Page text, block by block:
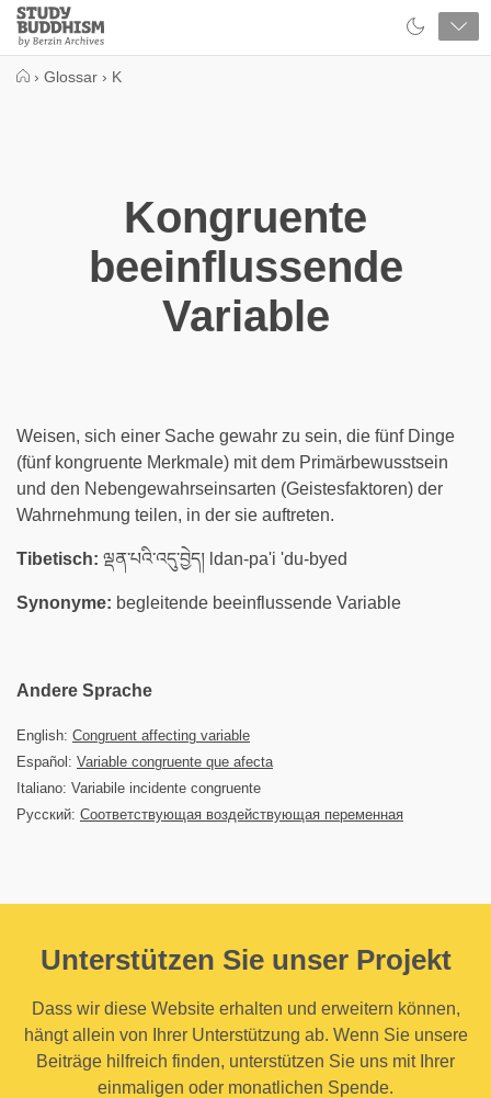
Close
Study
Buddhism
› Glossar › K
Kongruente
beeinflussende
Variable
Weisen, sich einer Sache gewahr zu sein, die fünf Dinge
(fünf kongruente Merkmale) mit dem Primärbewusstsein
und den Nebengewahrseinsarten (Geistesfaktoren) der
Wahrnehmung teilen, in der sie auftreten.
Tibetisch: ལྡན་པའི་འདུ་བྱེད། ldan-pa'i 'du-byed
Synonyme: begleitende beeinflussende Variable
Andere Sprache
English: Congruent affecting variable
Español: Variable congruente que afecta
Italiano: Variabile incidente congruente
Русский: Соответствующая воздействующая переменная
Unterstützen Sie unser Projekt
Dass wir diese Website erhalten und erweitern können,
hängt allein von Ihrer Unterstützung ab. Wenn Sie unsere
Beiträge hilfreich finden, unterstützen Sie uns mit Ihrer
einmaligen oder monatlichen Spende.